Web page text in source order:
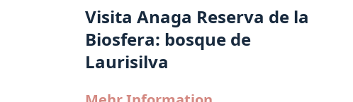
Visita Anaga Reserva de la
Biosfera: bosque de
Laurisilva